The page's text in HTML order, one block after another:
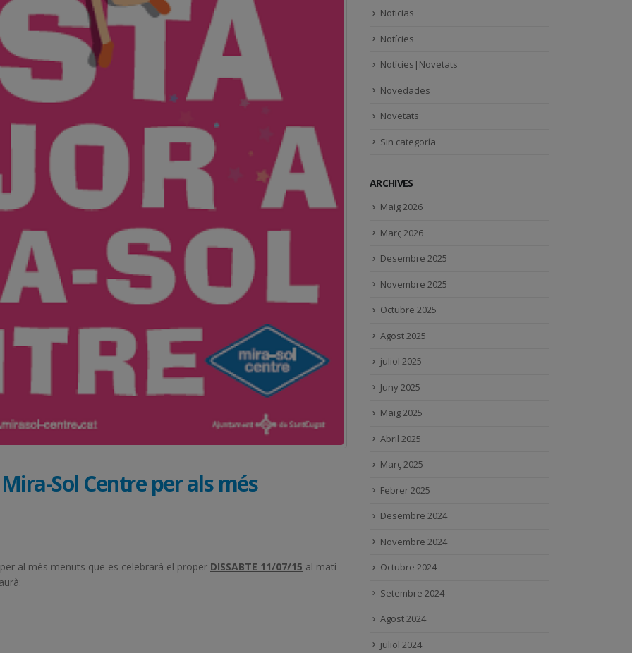
Mira-Sol Centre per als més
al més menuts que es celebrarà el proper DISSABTE 11/07/15 al matí
Noticias
Notícies
Notícies|Novetats
Novedades
Novetats
Sin categoría
ARCHIVES
Maig 2026
Març 2026
Desembre 2025
Novembre 2025
Octubre 2025
Agost 2025
juliol 2025
Juny 2025
Maig 2025
Abril 2025
Març 2025
Febrer 2025
Desembre 2024
Novembre 2024
Octubre 2024
Setembre 2024
Agost 2024
juliol 2024